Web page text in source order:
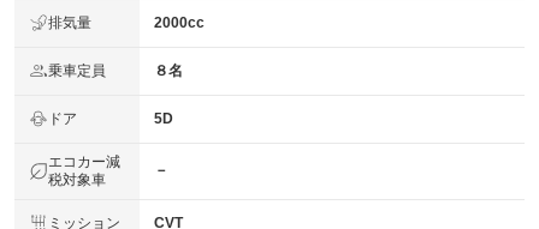
排気量 2000cc
乗車定員 ８名
ドア 5D
エコカー減
税対象車
－
ミッション CVT